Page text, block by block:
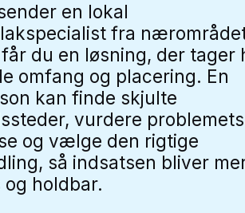
en lokal
fra
du en løsning, der tager
omfang og placering. En
kan finde skjulte
vurdere problemets
og vælge den rigtige
så indsatsen bliver
holdbar.